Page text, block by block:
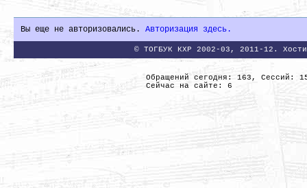
Вы еще не авторизовались. Авторизация здесь.
© ТОГБУК КХР 2002-03, 2011-12.
Обращений сегодня: 163, Сессий:
Сейчас на сайте: 6